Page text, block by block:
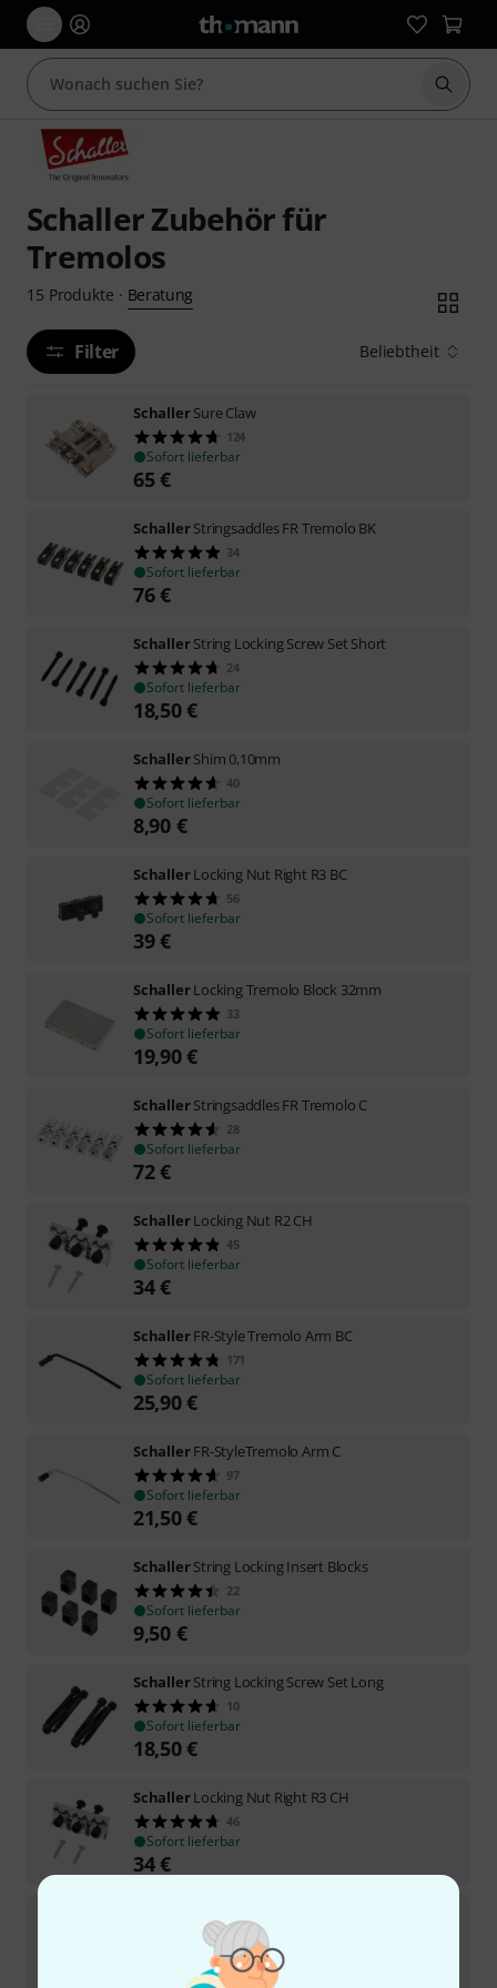
Suche
Schaller Zubehör für
Tremolos
15 Produkte · Beratung
Filter Beliebtheit
SchallerSure Claw
124
Sofort lieferbar
65€
SchallerStringsaddles FR Tremolo BK
34
Sofort lieferbar
76€
SchallerString Locking Screw Set Short
24
Sofort lieferbar
18,50€
SchallerShim 0,10mm
40
Sofort lieferbar
8,90 €
SchallerLocking Nut Right R3 BC
56
Sofort lieferbar
39€
SchallerLocking Tremolo Block 32mm
33
Sofort lieferbar
19,90€
SchallerStringsaddles FR Tremolo C
28
Sofort lieferbar
72€
SchallerLocking Nut R2 CH
45
Sofort lieferbar
34€
SchallerFR-Style Tremolo Arm BC
171
Sofort lieferbar
25,90€
SchallerFR-StyleTremolo Arm C
97
Sofort lieferbar
21,50€
SchallerString Locking Insert Blocks
22
Sofort lieferbar
9,50 €
SchallerString Locking Screw Set Long
10
Sofort lieferbar
18,50€
SchallerLocking Nut Right R3 CH
46
Sofort lieferbar
34€
Sofort lieferbar
€